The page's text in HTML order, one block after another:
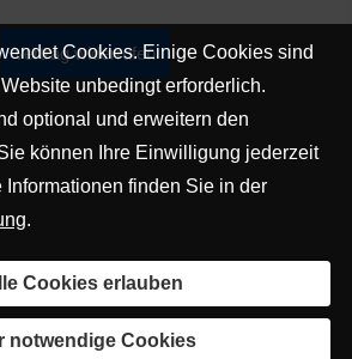
Vertrag widerrufen
Cookies. Einige Cookies sind
unbedingt erforderlich.
optional und erweitern den
können Ihre Einwilligung jederzeit
Informationen finden Sie in der
.
Cookies erlauben
notwendige Cookies